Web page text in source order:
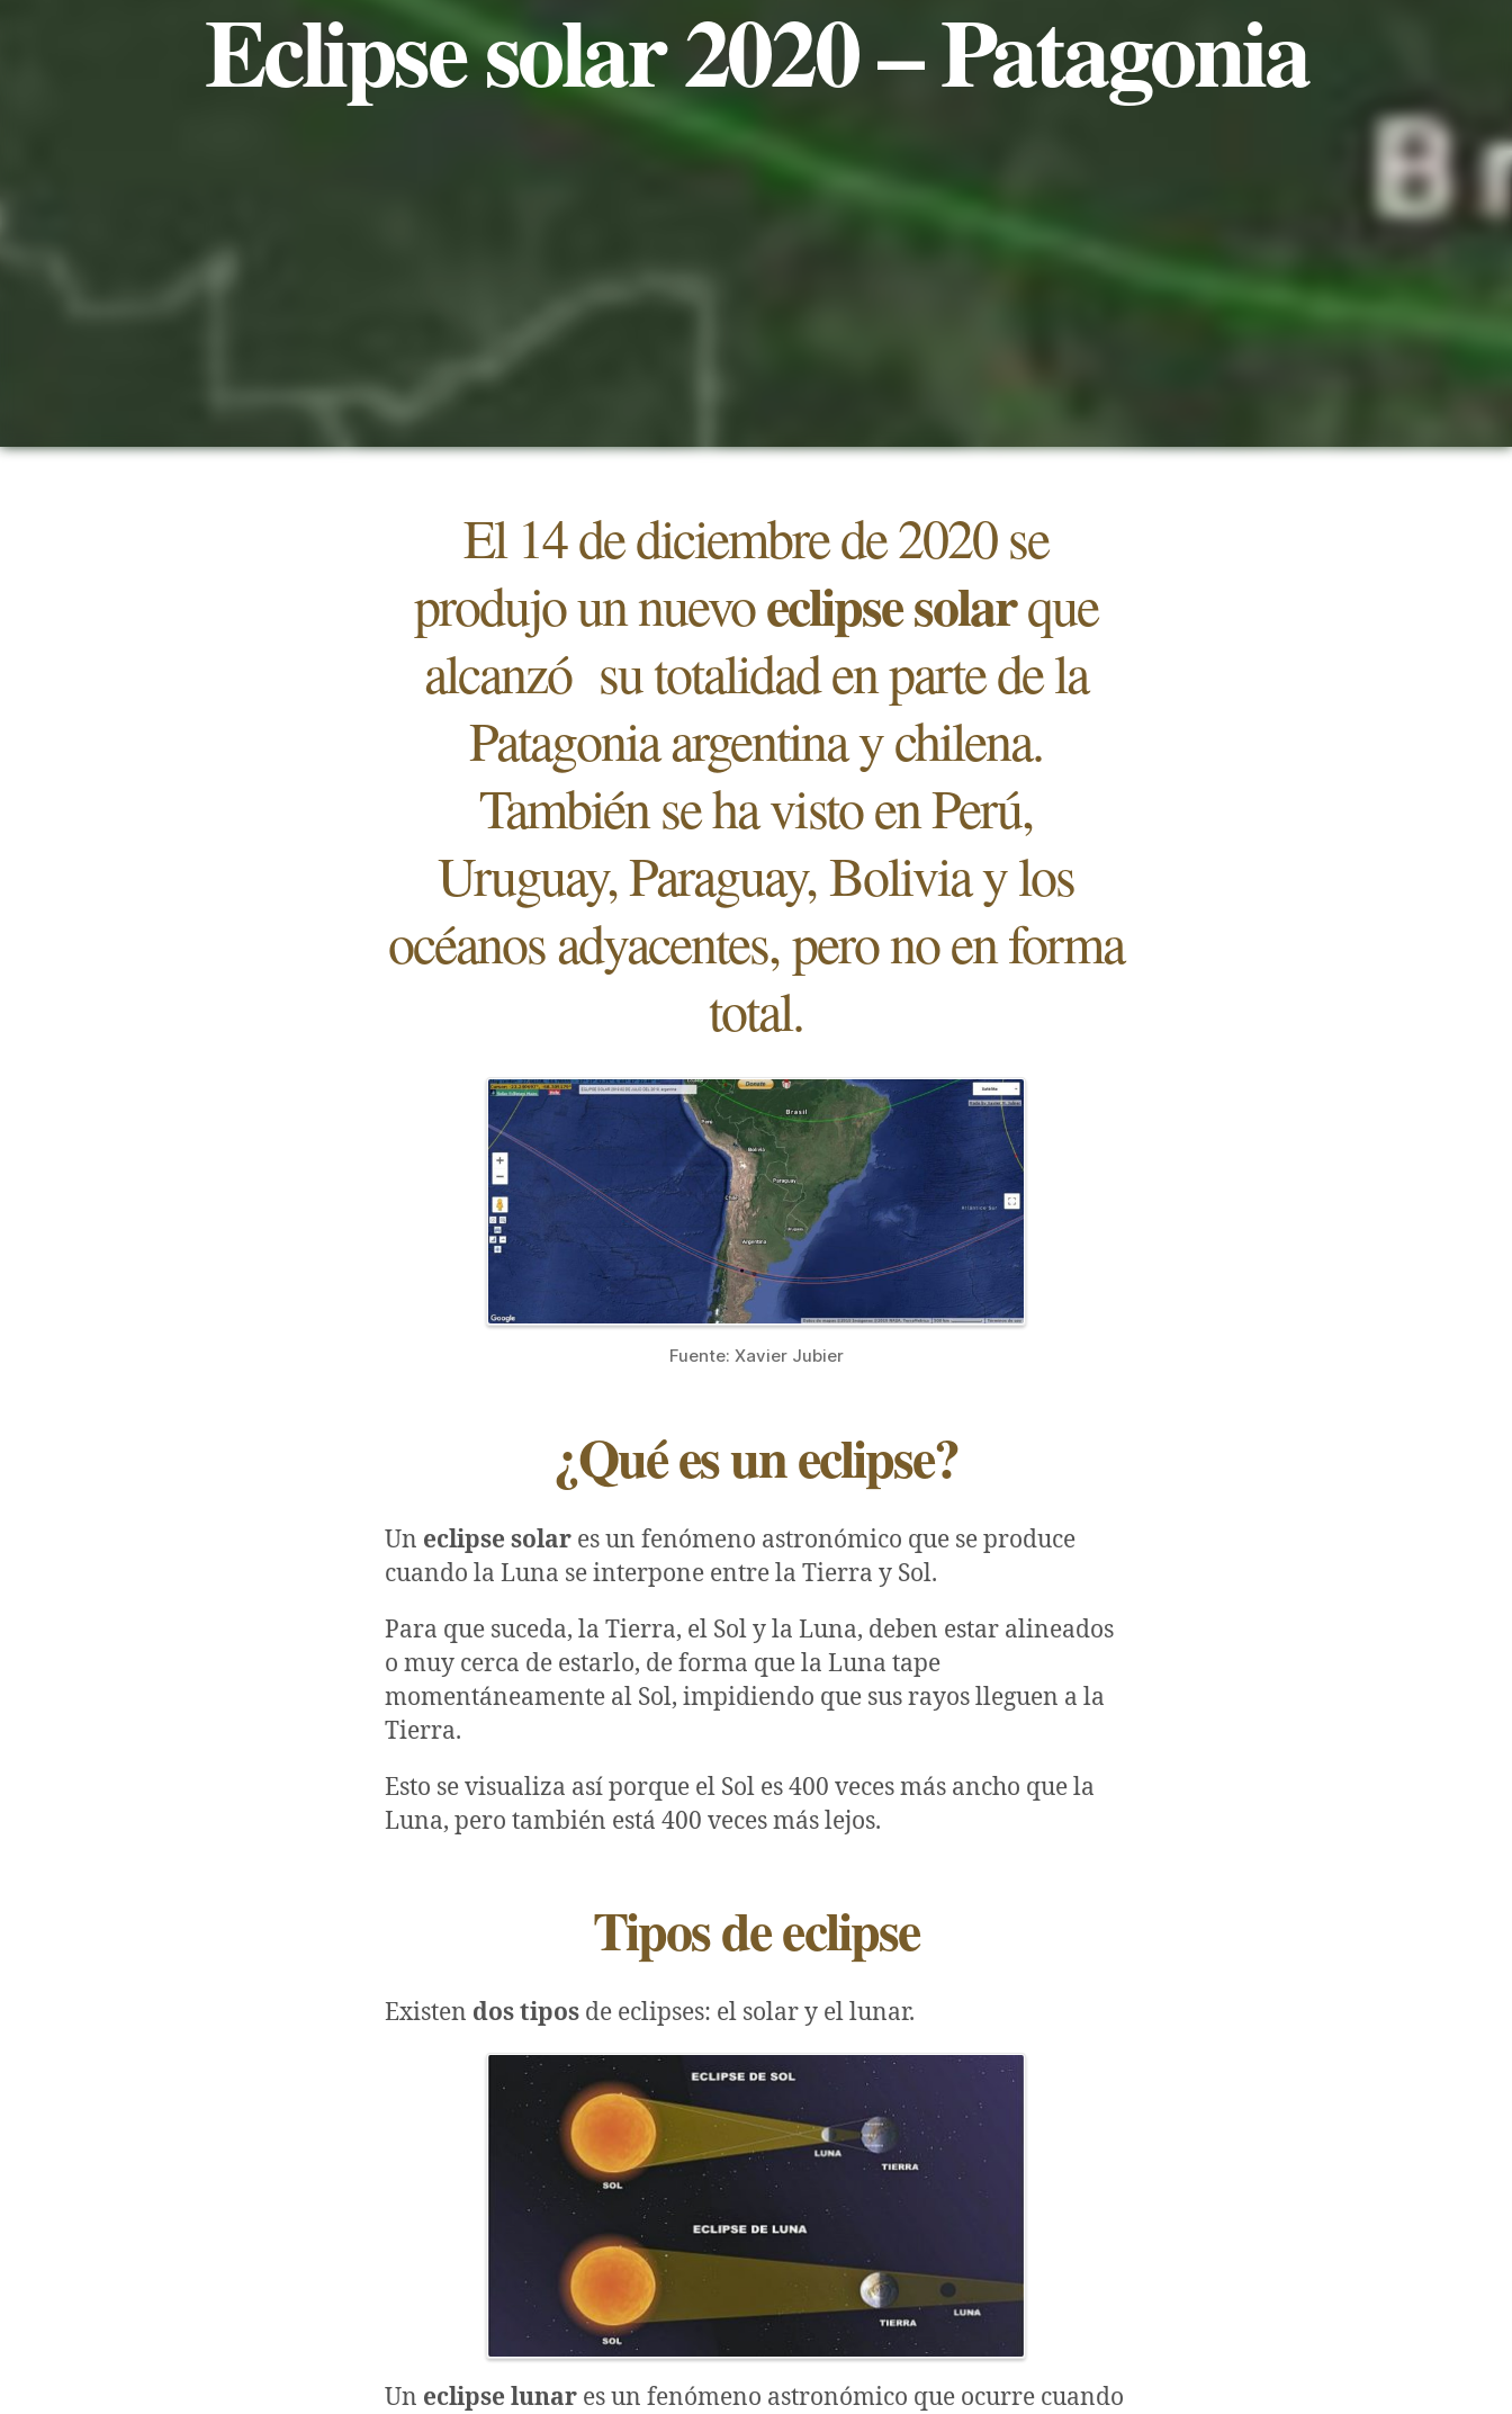
Eclipse solar 2020 – Patagonia
El 14 de diciembre de 2020 se
produjo un nuevoeclipse solarque
alcanzó su totalidad en parte de la
Patagonia argentina y chilena.
También se ha visto en Perú,
Uruguay, Paraguay, Bolivia y los
océanos adyacentes, pero no en forma
total.
Fuente: Xavier Jubier
¿Qué es un eclipse?
Un eclipse solar es un fenómeno astronómico que se produce
cuando la Luna se interpone entre la Tierra y Sol.
Para que suceda, la Tierra, el Sol y la Luna, deben estar alineados
o muy cerca de estarlo, de forma que la Luna tape
momentáneamente al Sol, impidiendo que sus rayos lleguen a la
Tierra.
Esto se visualiza así porque el Sol es 400 veces más ancho que la
Luna, pero también está 400 veces más lejos.
Tipos de eclipse
Existen dos tipos de eclipses: el solar y el lunar.
Un eclipse lunar es un fenómeno astronómico que ocurre cuando